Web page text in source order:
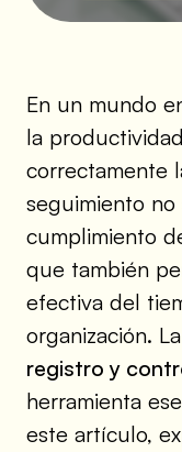
En un mundo
la
correctamente
seguimiento
cumplimiento
que también
efectiva del
organización.
registro y
herramienta
este artículo,